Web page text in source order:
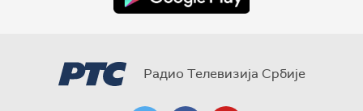
Радио Телевизија Србије